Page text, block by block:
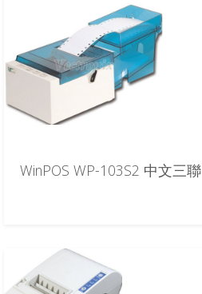
WinPOS WP-103S2 中文三聯